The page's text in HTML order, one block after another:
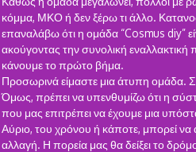
κόμμα, ΜΚΟ ή δεν ξέρω τι άλλο.
επαναλάβω ότι η ομάδα “Cosmus diy”
ακούγοντας την συνολική
κάνουμε το πρώτο βήμα.
Προσωρινά είμαστε μια άτυπη ομάδα.
Όμως, πρέπει να υπενθυμίζω ότι η
που μας επιτρέπει να έχουμε μια
Αύριο, του χρόνου ή κάποτε, μπορεί να
αλλαγή. Η πορεία μας θα δείξει το